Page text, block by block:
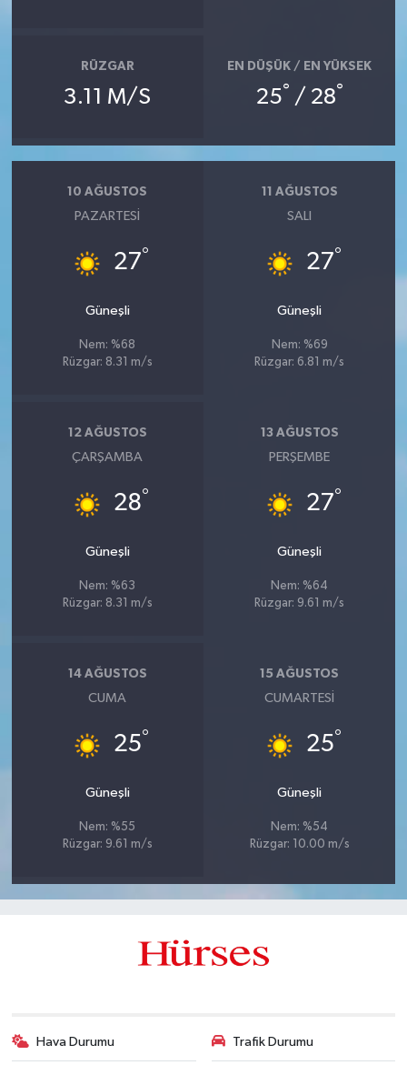
RÜZGAR
3.11 M/S
EN DÜŞÜK / EN YÜKSEK
25° / 28°
10 AĞUSTOS
PAZARTESI
27°
Güneşli
Nem: %68
Rüzgar: 8.31 m/s
11 AĞUSTOS
SALI
27°
Güneşli
Nem: %69
Rüzgar: 6.81 m/s
12 AĞUSTOS
ÇARŞAMBA
28°
Güneşli
Nem: %63
Rüzgar: 8.31 m/s
13 AĞUSTOS
PERŞEMBE
27°
Güneşli
Nem: %64
Rüzgar: 9.61 m/s
14 AĞUSTOS
CUMA
25°
Güneşli
Nem: %55
Rüzgar: 9.61 m/s
15 AĞUSTOS
CUMARTESI
25°
Güneşli
Nem: %54
Rüzgar: 10.00 m/s
Hava Durumu Trafik Durumu